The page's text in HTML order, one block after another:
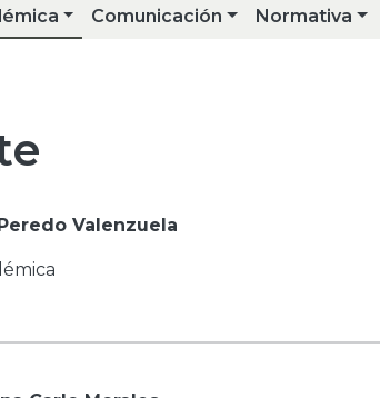
Comunicación Normativa
Valenzuela